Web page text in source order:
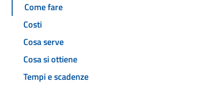
Come fare
Costi
Cosa serve
Cosa si ottiene
Tempi e scadenze